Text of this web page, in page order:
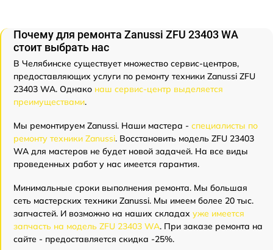
Почему для ремонта Zanussi ZFU 23403 WA
стоит выбрать нас
В Челябинске существует множество сервис-центров,
предоставляющих услуги по ремонту техники Zanussi ZFU
23403 WA. Однако наш сервис-центр выделяется
преимуществами.
Мы ремонтируем Zanussi. Наши мастера - специалисты по
ремонту техники Zanussi. Восстановить модель ZFU 23403
WA для мастеров не будет новой задачей. На все виды
проведенных работ у нас имеется гарантия.
Минимальные сроки выполнения ремонта. Мы большая
сеть мастерских техники Zanussi. Мы имеем более 20 тыс.
запчастей. И возможно на наших складах уже имеется
запчасть на модель ZFU 23403 WA. При заказе ремонта на
сайте - предоставляется скидка -25%.